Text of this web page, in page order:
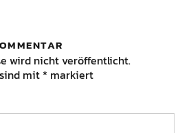
wird nicht veröffentlicht.
mit * markiert